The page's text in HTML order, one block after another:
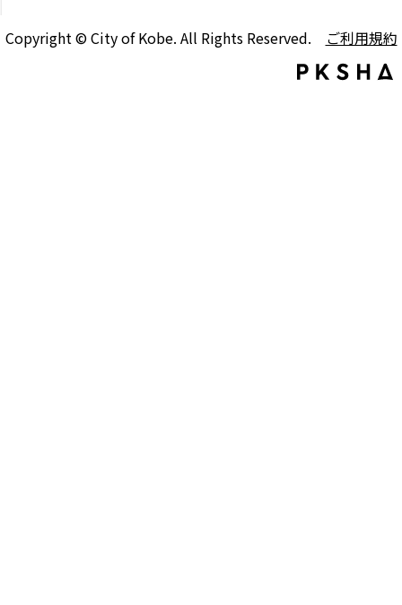
Copyright © City of Kobe. All Rights Reserved. ご利用規約